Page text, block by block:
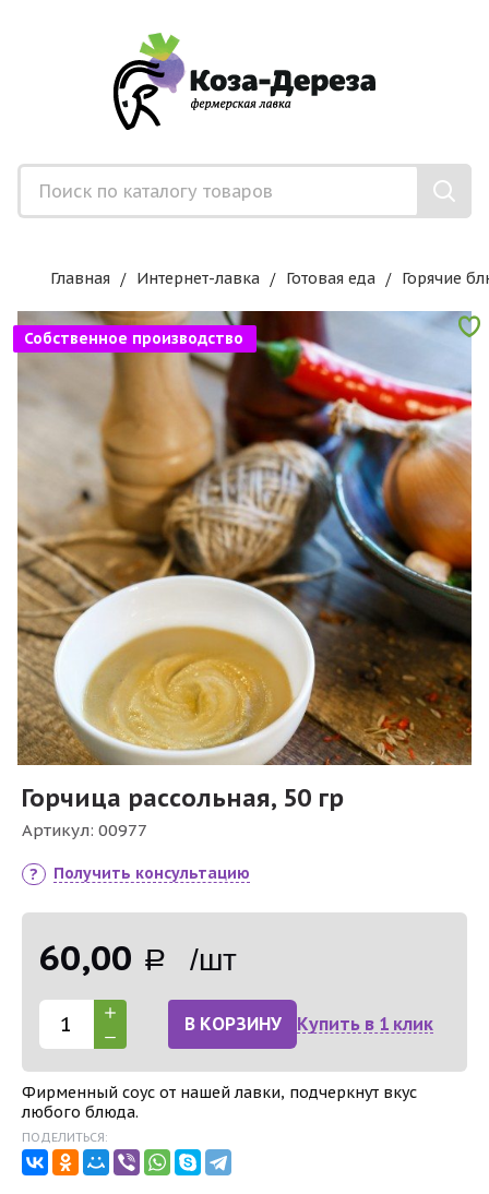
Главная Интернет-лавка Готовая еда Горячие
Собственное производство
Горчица рассольная, 50 гр
Артикул: 00977
Получить консультацию
60,00 Р /шт
В КОРЗИНУ Купить в 1 клик
Фирменный соус от нашей лавки, подчеркнут вкус
любого блюда.
ПОДЕЛИТЬСЯ: